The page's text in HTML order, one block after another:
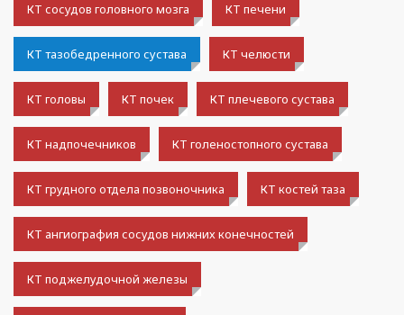
КТ сосудов головного мозга КТ печени
КТ тазобедренного сустава КТ челюсти
КТ головы КТ почек КТ плечевого сустава
КТ надпочечников КТ голеностопного сустава
КТ грудного отдела позвоночника КТ костей таза
КТ ангиография сосудов нижних конечностей
КТ поджелудочной железы